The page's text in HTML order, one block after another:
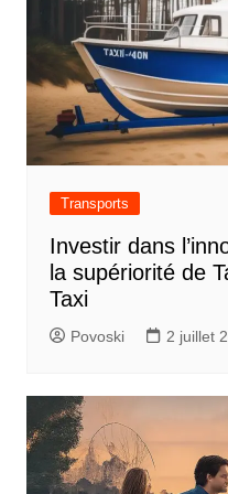
i
o
n
t
i
c
Transports
Investir dans
la supériorité de
Taxi
Povoski 2 juillet